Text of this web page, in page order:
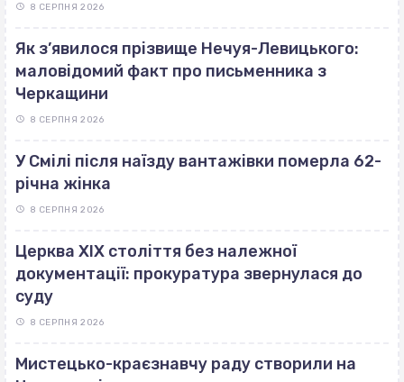
8 СЕРПНЯ 2026
Як з’явилося прізвище Нечуя-Левицького:
маловідомий факт про письменника з
Черкащини
8 СЕРПНЯ 2026
У Смілі після наїзду вантажівки померла 62-
річна жінка
8 СЕРПНЯ 2026
Церква ХІХ століття без належної
документації: прокуратура звернулася до
суду
8 СЕРПНЯ 2026
Мистецько-краєзнавчу раду створили на